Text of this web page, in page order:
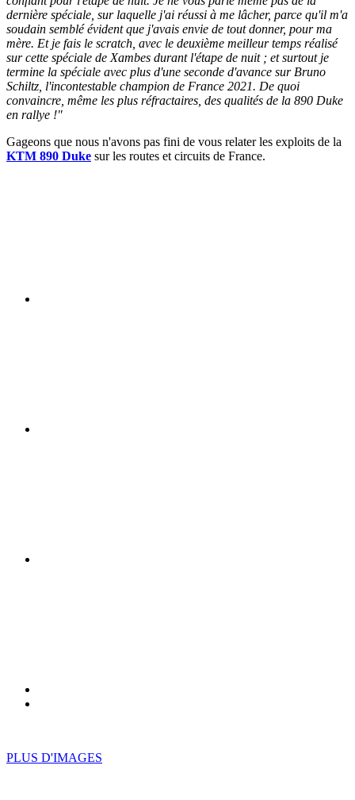
dernière spéciale, sur laquelle j'ai réussi à me lâcher, parce qu'il m'a
soudain semblé évident que j'avais envie de tout donner, pour ma
mère. Et je fais le scratch, avec le deuxième meilleur temps réalisé
sur cette spéciale de Xambes durant l'étape de nuit ; et surtout je
termine la spéciale avec plus d'une seconde d'avance sur Bruno
Schiltz, l'incontestable champion de France 2021. De quoi
convaincre, même les plus réfractaires, des qualités de la 890 Duke
en rallye !"
Gageons que nous n'avons pas fini de vous relater les exploits de la
KTM 890 Duke sur les routes et circuits de France.
PLUS D'IMAGES